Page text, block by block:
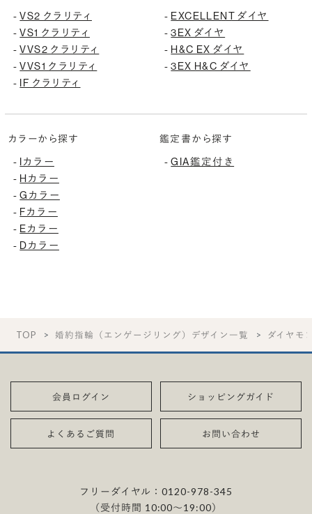
-VS2 クラリティ
-VS1 クラリティ
-VVS2 クラリティ
-VVS1 クラリティ
- IF クラリティ
- EXCELLENT ダイヤ
-3EX ダイヤ
- H&C EX ダイヤ
-3EX H&C ダイヤ
カラーから探す
- Iカラー
- Hカラー
-Gカラー
- Fカラー
- Eカラー
- Dカラー
鑑定書から探す
-GIA鑑定付き
TOP 婚約指輪（エンゲージリング）デザイン一覧 ダイヤモ
会員ログイン ショッピングガイド
よくあるご質問 お問い合わせ
フリーダイヤル：0120-978-345
（受付時間 10:00〜19:00）